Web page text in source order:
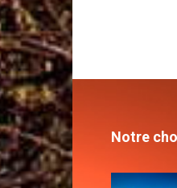
Notre